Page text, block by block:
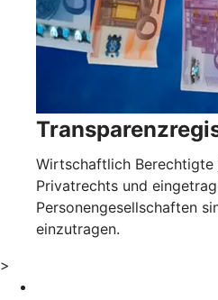
Wirtschaftlich Berechtigte
Privatrechts und
Personengesellschaften
einzutragen.
>